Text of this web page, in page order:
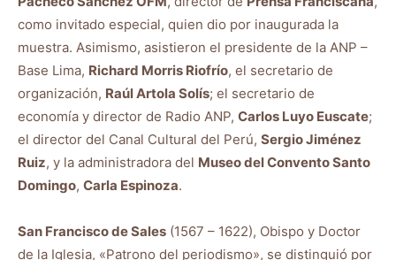
como invitado especial, quien dio por inaugurada la
muestra. Asimismo, asistieron el presidente de la ANP –
Base Lima, Richard Morris Riofrío, el secretario de
organización, Raúl Artola Solís; el secretario de
economía y director de Radio ANP, Carlos Luyo Euscate;
el director del Canal Cultural del Perú, Sergio Jiménez
Ruiz, y la administradora del Museo del Convento Santo
Domingo, Carla Espinoza.
San Francisco de Sales (1567 – 1622), Obispo y Doctor
de la Iglesia, «Patrono del periodismo», se distinguió por